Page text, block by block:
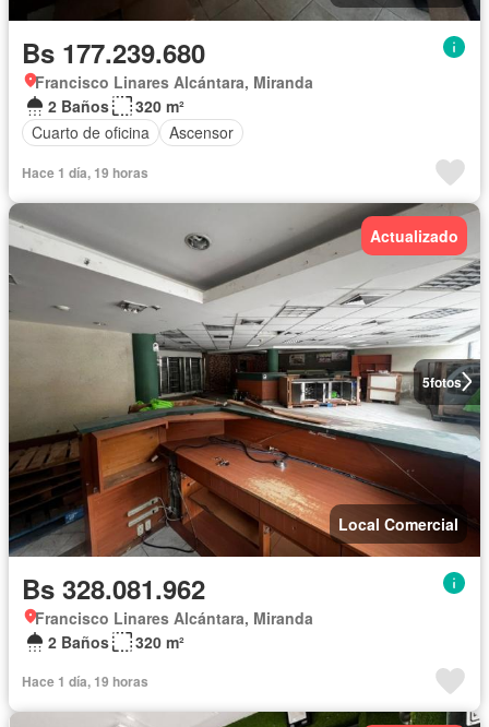
Bs 177.239.680
Francisco Linares Alcántara, Miranda
2 Baños
320 m²
Cuarto de oficina
Ascensor
Hace 1 día, 19 horas
5fotos
Actualizado
Local Comercial
Bs 328.081.962
Francisco Linares Alcántara, Miranda
2 Baños
320 m²
Hace 1 día, 19 horas